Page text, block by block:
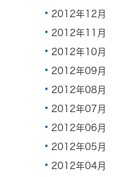
2012年12月
2012年11月
2012年10月
2012年09月
2012年08月
2012年07月
2012年06月
2012年05月
2012年04月